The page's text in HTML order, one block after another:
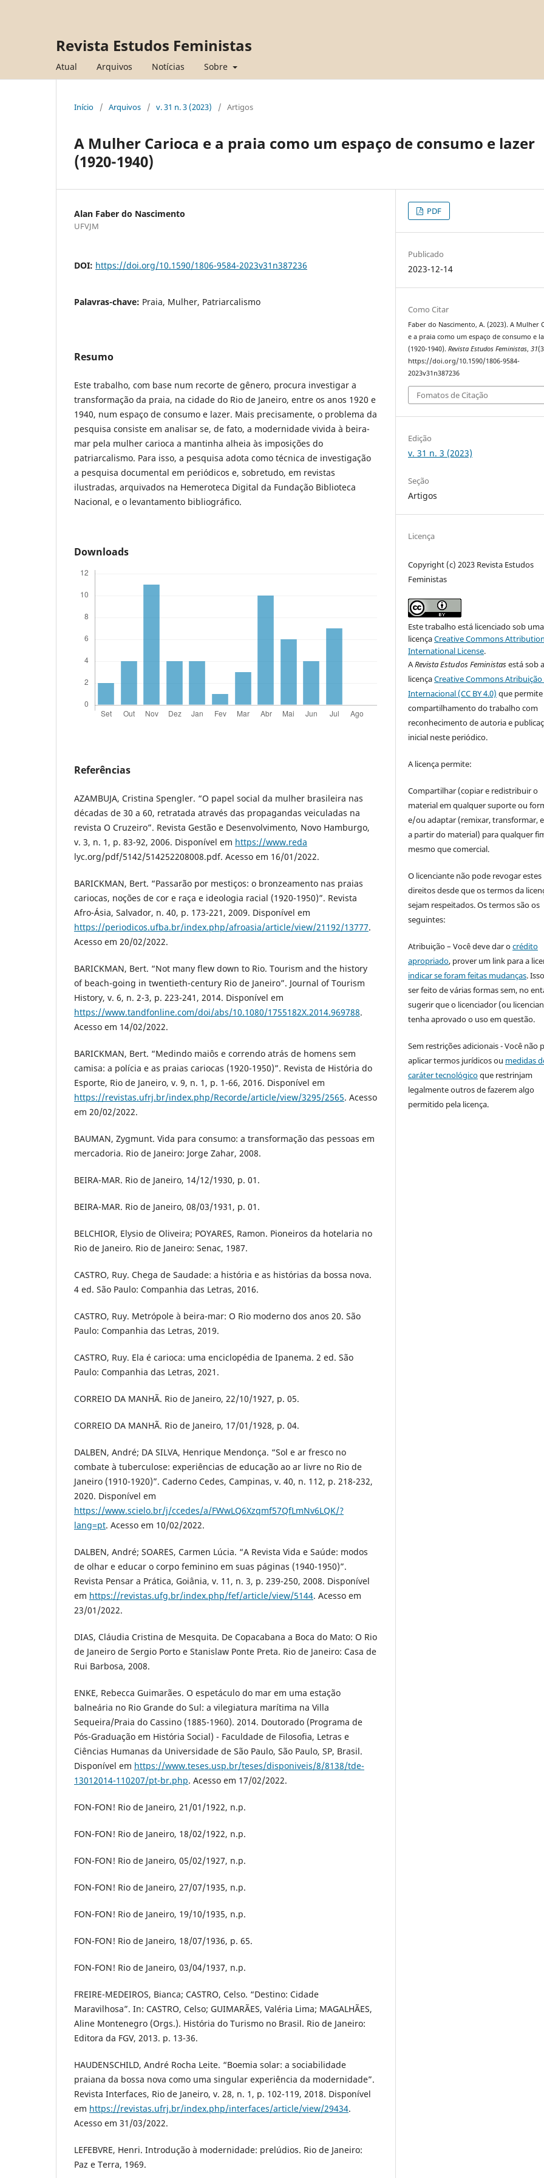
Revista Estudos Feministas
Atual Arquivos Notícias Sobre
Início / Arquivos / v. 31 n. 3 (2023) / Artigos
A Mulher Carioca e a praia como um espaço de consumo e lazer
(1920-1940)
Alan Faber do Nascimento
UFVJM
DOI: https://doi.org/10.1590/1806-9584-2023v31n387236
Palavras-chave: Praia, Mulher, Patriarcalismo
Resumo
Este trabalho, com base num recorte de gênero, procura investigar a
transformação da praia, na cidade do Rio de Janeiro, entre os anos 1920 e
1940, num espaço de consumo e lazer. Mais precisamente, o problema da
pesquisa consiste em analisar se, de fato, a modernidade vivida à beira-
mar pela mulher carioca a mantinha alheia às imposições do
patriarcalismo. Para isso, a pesquisa adota como técnica de investigação
a pesquisa documental em periódicos e, sobretudo, em revistas
ilustradas, arquivados na Hemeroteca Digital da Fundação Biblioteca
Nacional, e o levantamento bibliográfico.
Downloads
Referências
AZAMBUJA, Cristina Spengler. “O papel social da mulher brasileira nas
décadas de 30 a 60, retratada através das propagandas veiculadas na
revista O Cruzeiro”. Revista Gestão e Desenvolvimento, Novo Hamburgo,
v. 3, n. 1, p. 83-92, 2006. Disponível em https://www.reda
lyc.org/pdf/5142/514252208008.pdf. Acesso em 16/01/2022.
BARICKMAN, Bert. “Passarão por mestiços: o bronzeamento nas praias
cariocas, noções de cor e raça e ideologia racial (1920-1950)”. Revista
Afro-Ásia, Salvador, n. 40, p. 173-221, 2009. Disponível em
https://periodicos.ufba.br/index.php/afroasia/article/view/21192/13777.
Acesso em 20/02/2022.
BARICKMAN, Bert. “Not many flew down to Rio. Tourism and the history
of beach-going in twentieth-century Rio de Janeiro”. Journal of Tourism
History, v. 6, n. 2-3, p. 223-241, 2014. Disponível em
https://www.tandfonline.com/doi/abs/10.1080/1755182X.2014.969788.
Acesso em 14/02/2022.
BARICKMAN, Bert. “Medindo maiôs e correndo atrás de homens sem
camisa: a polícia e as praias cariocas (1920-1950)”. Revista de História do
Esporte, Rio de Janeiro, v. 9, n. 1, p. 1-66, 2016. Disponível em
https://revistas.ufrj.br/index.php/Recorde/article/view/3295/2565. Acesso
em 20/02/2022.
BAUMAN, Zygmunt. Vida para consumo: a transformação das pessoas em
mercadoria. Rio de Janeiro: Jorge Zahar, 2008.
BEIRA-MAR. Rio de Janeiro, 14/12/1930, p. 01.
BEIRA-MAR. Rio de Janeiro, 08/03/1931, p. 01.
BELCHIOR, Elysio de Oliveira; POYARES, Ramon. Pioneiros da hotelaria no
Rio de Janeiro. Rio de Janeiro: Senac, 1987.
CASTRO, Ruy. Chega de Saudade: a história e as histórias da bossa nova.
4 ed. São Paulo: Companhia das Letras, 2016.
CASTRO, Ruy. Metrópole à beira-mar: O Rio moderno dos anos 20. São
Paulo: Companhia das Letras, 2019.
CASTRO, Ruy. Ela é carioca: uma enciclopédia de Ipanema. 2 ed. São
Paulo: Companhia das Letras, 2021.
CORREIO DA MANHÃ. Rio de Janeiro, 22/10/1927, p. 05.
CORREIO DA MANHÃ. Rio de Janeiro, 17/01/1928, p. 04.
DALBEN, André; DA SILVA, Henrique Mendonça. “Sol e ar fresco no
combate à tuberculose: experiências de educação ao ar livre no Rio de
Janeiro (1910-1920)”. Caderno Cedes, Campinas, v. 40, n. 112, p. 218-232,
2020. Disponível em
https://www.scielo.br/j/ccedes/a/FWwLQ6Xzqmf57QfLmNv6LQK/?
lang=pt. Acesso em 10/02/2022.
DALBEN, André; SOARES, Carmen Lúcia. “A Revista Vida e Saúde: modos
de olhar e educar o corpo feminino em suas páginas (1940-1950)”.
Revista Pensar a Prática, Goiânia, v. 11, n. 3, p. 239-250, 2008. Disponível
em https://revistas.ufg.br/index.php/fef/article/view/5144. Acesso em
23/01/2022.
DIAS, Cláudia Cristina de Mesquita. De Copacabana a Boca do Mato: O Rio
de Janeiro de Sergio Porto e Stanislaw Ponte Preta. Rio de Janeiro: Casa de
Rui Barbosa, 2008.
ENKE, Rebecca Guimarães. O espetáculo do mar em uma estação
balneária no Rio Grande do Sul: a vilegiatura marítima na Villa
Sequeira/Praia do Cassino (1885-1960). 2014. Doutorado (Programa de
Pós-Graduação em História Social) - Faculdade de Filosofia, Letras e
Ciências Humanas da Universidade de São Paulo, São Paulo, SP, Brasil.
Disponível em https://www.teses.usp.br/teses/disponiveis/8/8138/tde-
13012014-110207/pt-br.php. Acesso em 17/02/2022.
FON-FON! Rio de Janeiro, 21/01/1922, n.p.
FON-FON! Rio de Janeiro, 18/02/1922, n.p.
FON-FON! Rio de Janeiro, 05/02/1927, n.p.
FON-FON! Rio de Janeiro, 27/07/1935, n.p.
FON-FON! Rio de Janeiro, 19/10/1935, n.p.
FON-FON! Rio de Janeiro, 18/07/1936, p. 65.
FON-FON! Rio de Janeiro, 03/04/1937, n.p.
FREIRE-MEDEIROS, Bianca; CASTRO, Celso. “Destino: Cidade
Maravilhosa”. In: CASTRO, Celso; GUIMARÃES, Valéria Lima; MAGALHÃES,
Aline Montenegro (Orgs.). História do Turismo no Brasil. Rio de Janeiro:
Editora da FGV, 2013. p. 13-36.
HAUDENSCHILD, André Rocha Leite. “Boemia solar: a sociabilidade
praiana da bossa nova como uma singular experiência da modernidade”.
Revista Interfaces, Rio de Janeiro, v. 28, n. 1, p. 102-119, 2018. Disponível
em https://revistas.ufrj.br/index.php/interfaces/article/view/29434.
Acesso em 31/03/2022.
LEFEBVRE, Henri. Introdução à modernidade: prelúdios. Rio de Janeiro:
Paz e Terra, 1969.
PDF
Publicado
2023-12-14
Como Citar
Faber do Nascimento, A. (2023). A Mulher
e a praia como um espaço de consumo e
(1920-1940).Revista Estudos Feministas,31
https://doi.org/10.1590/1806-9584-
2023v31n387236
Fomatos de Citação
Edição
v. 31 n. 3 (2023)
Seção
Artigos
Licença
Copyright (c) 2023 Revista Estudos
Feministas
Este trabalho está licenciado sob uma
licençaCreative Commons
International License.
ARevista Estudos Feministasestá sob a
licençaCreative Commons Atribuição
Internacional (CC BY 4.0) que
compartilhamento do trabalho com
reconhecimento de autoria e
inicial neste periódico.
A licença permite:
Compartilhar (copiar e redistribuir o
material em qualquer suporte ou
e/ou adaptar (remixar, transformar,
a partir do material) para qualquer
mesmo que comercial.
O licenciante não pode revogar estes
direitos desde que os termos da
sejam respeitados. Os termos são os
seguintes:
Atribuição – Você deve dar ocrédito
apropriado, prover um link para a
indicar se foram feitas mudanças.
ser feito de várias formas sem, no
sugerir que o licenciador (ou
tenha aprovado o uso em questão.
Sem restrições adicionais - Você não
aplicar termos jurídicos ou medidas
caráter tecnológicoque restrinjam
legalmente outros de fazerem algo
permitido pela licença.